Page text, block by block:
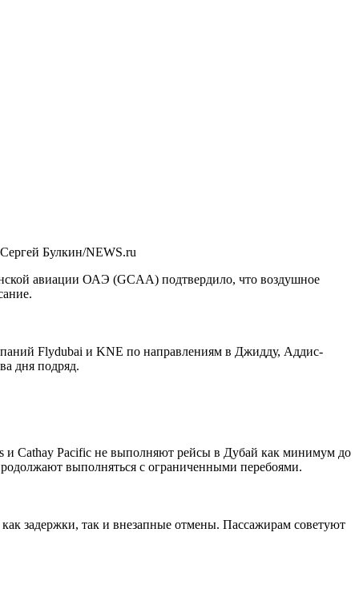
Булкин/NEWS.ru
авиации ОАЭ (GCAA) подтвердило, что воздушное
Flydubai и KNE по направлениям в Джидду, Аддис-
дня подряд.
и Cathay Pacific не выполняют рейсы в Дубай как минимум до
выполняться с ограниченными перебоями.
задержки, так и внезапные отмены. Пассажирам советуют